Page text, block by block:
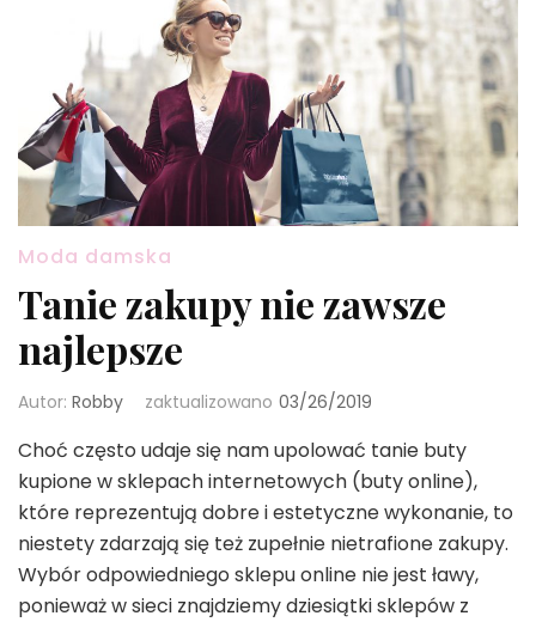
Moda damska
Tanie zakupy nie zawsze
najlepsze
Autor: Robby zaktualizowano 03/26/2019
Choć często udaje się nam upolować tanie buty
kupione w sklepach internetowych (buty online),
które reprezentują dobre i estetyczne wykonanie, to
niestety zdarzają się też zupełnie nietrafione zakupy.
Wybór odpowiedniego sklepu online nie jest ławy,
ponieważ w sieci znajdziemy dziesiątki sklepów z